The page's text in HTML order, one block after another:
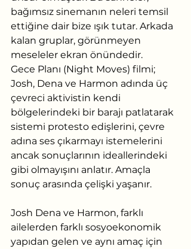
bağımsız sinemanın neleri temsil
ettiğine dair bize ışık tutar. Arkada
kalan gruplar, görünmeyen
meseleler ekran önündedir.
Gece Planı (Night Moves) filmi;
Josh, Dena ve Harmon adında üç
çevreci aktivistin kendi
bölgelerindeki bir barajı patlatarak
sistemi protesto edişlerini, çevre
adına ses çıkarmayı istemelerini
ancak sonuçlarının ideallerindeki
gibi olmayışını anlatır. Amaçla
sonuç arasında çelişki yaşanır.
Josh Dena ve Harmon, farklı
ailelerden farklı sosyoekonomik
yapıdan gelen ve aynı amaç için